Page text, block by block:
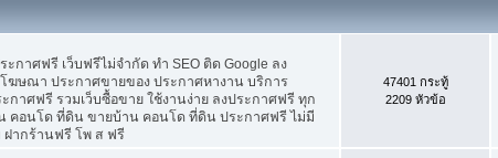
าศฟรี เว็บฟรีไม่จำกัด ทำ SEO ติด Google ลง
ฆษณา ประกาศขายของ ประกาศหางาน บริการ
กาศฟรี รวมเว็บซื้อขาย ใช้งานง่าย ลงประกาศฟรี ทุก
คอนโด ที่ดิน ขายบ้าน คอนโด ที่ดิน ประกาศฟรี ไม่มี
ฝากร้านฟรี โพ ส ฟรี
47401 กระทู้
2209 หัวข้อ